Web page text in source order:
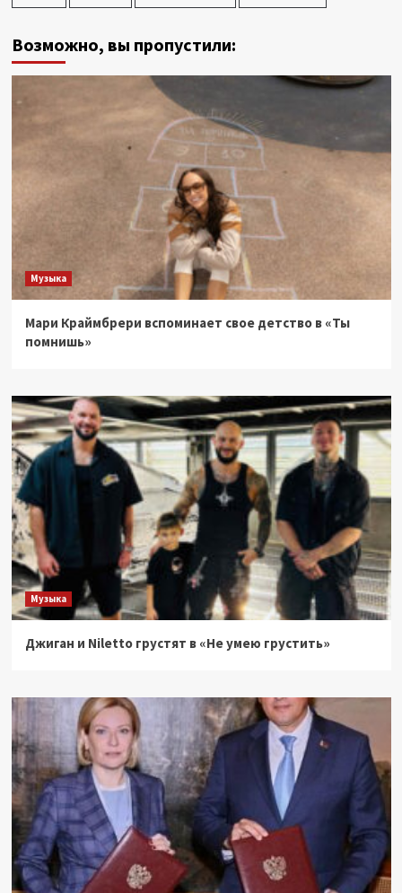
Возможно, вы пропустили:
Музыка
Мари Краймбрери вспоминает свое детство в «Ты
помнишь»
Музыка
Джиган и Niletto грустят в «Не умею грустить»